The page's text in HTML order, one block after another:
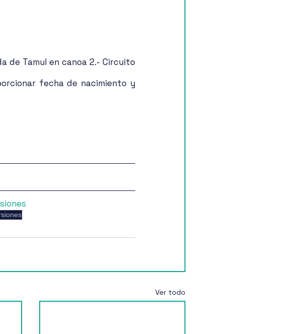
de Tamul en canoa 2.- Circuito
fecha de nacimiento y
Ver todo